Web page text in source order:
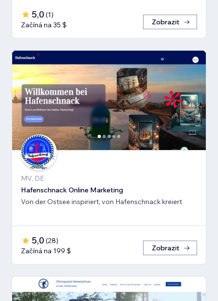
5,0 (1)
Začíná na 35 $
Zobrazit
MV, DE
Hafenschnack Online Marketing
Von der Ostsee inspiriert, von Hafenschnack kreiert
5,0 (28)
Začíná na 199 $
Zobrazit